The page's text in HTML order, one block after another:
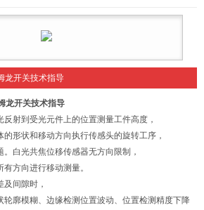
龙开关技术指导
龙开关技术指导
射到受光元件上的位置测量工件高度，
形状和移动方向执行传感头的旋转工序，
白光共焦位移传感器无方向限制，
方向进行移动测量。
间隙时，
轮廓模糊、边缘检测位置波动、位置检测精度下降